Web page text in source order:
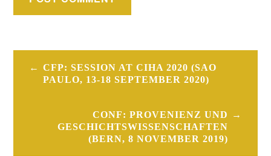
Post
navigation
CFP: SESSION AT CIHA 2020 (SAO
PAULO, 13-18 SEPTEMBER 2020)
CONF: PROVENIENZ UND
GESCHICHTSWISSENSCHAFTEN
(BERN, 8 NOVEMBER 2019)